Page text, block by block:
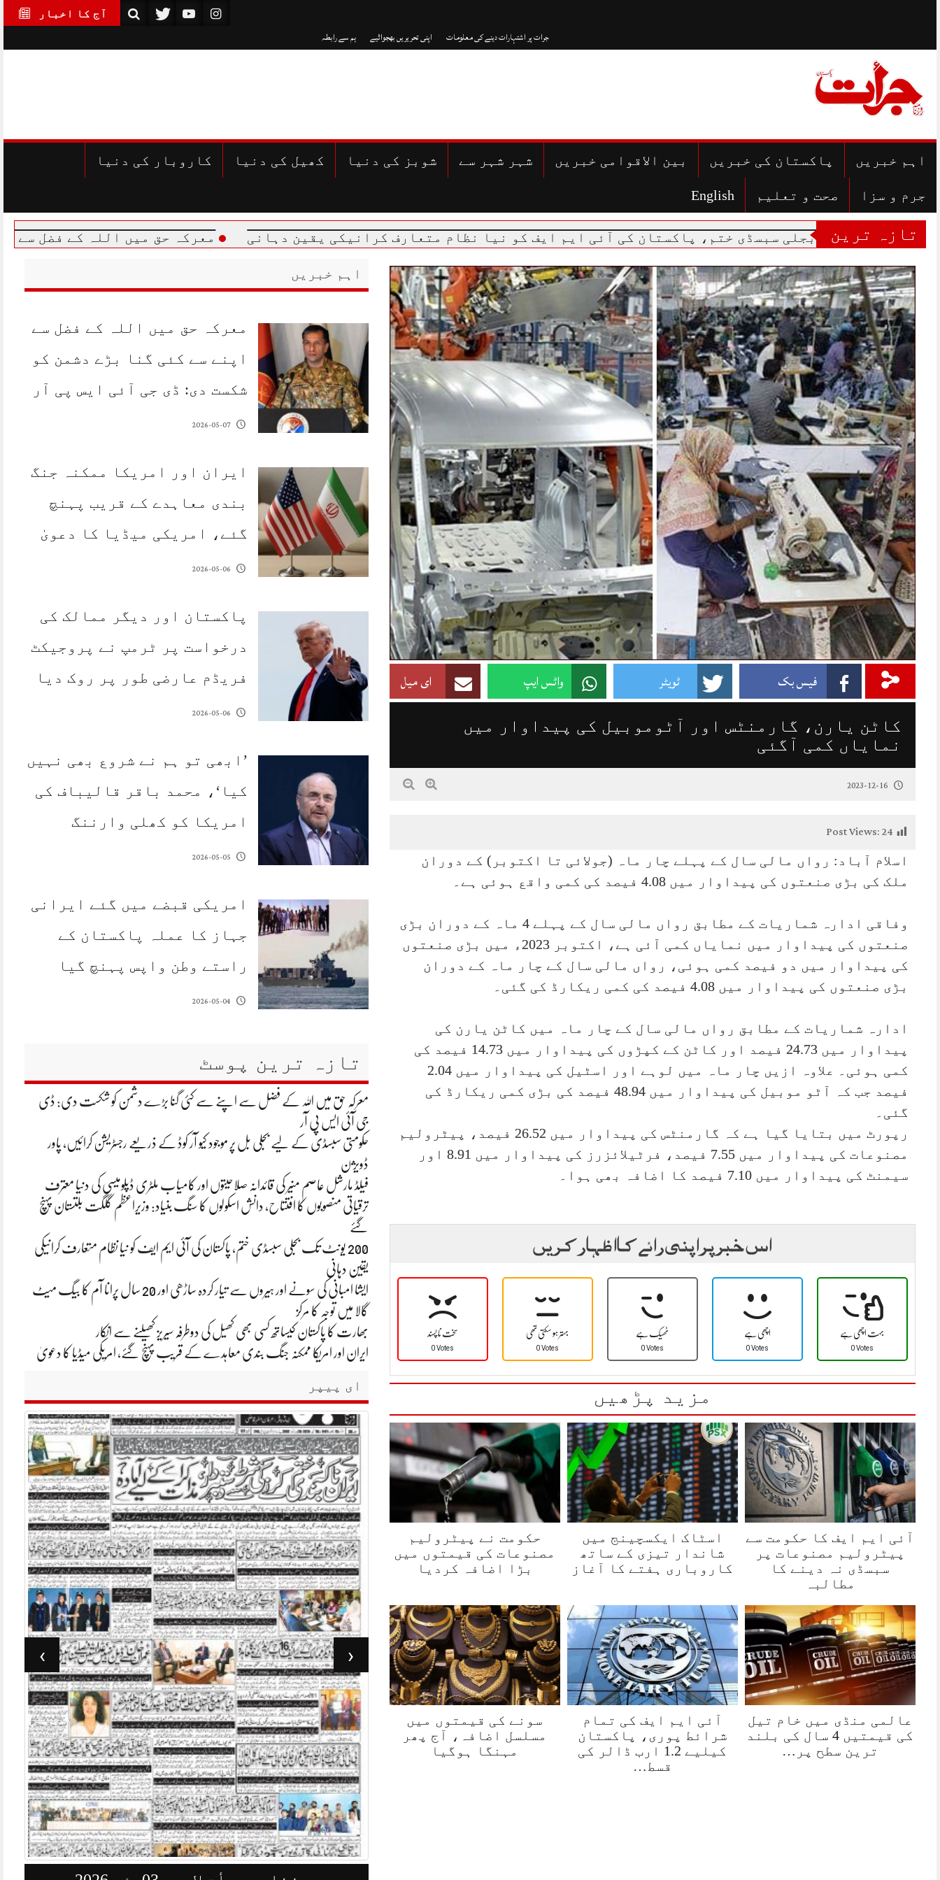
آج کا اخبار
جرات پر اشتہارات دینے کی معلومات اپنی تحریریں بھجوائیے ہم سے رابطہ
اہم خبریں پاکستان کی خبریں بین الاقوامی خبریں شہر شہر سے شوبز کی دنیا کھیل کی دنیا کاروبار کی دنیا
جرم و سزا صحت و تعلیم English
تازہ ترین معرکہ حق میں اللہ کے فضل سے اپنے سے
فیس بک ٹویٹر واٹس ایپ ای میل
کاٹن یارن، گارمنٹس اور آٹوموبیل کی پیداوار میں
نمایاں کمی آگئی
2023-12-16
Post Views:24
اسلام آباد: رواں مالی سال کے پہلے چار ماہ (جولائی تا اکتوبر) کے دوران
ملک کی بڑی صنعتوں کی پیداوار میں 4.08 فیصد کی کمی واقع ہوئی ہے۔
وفاقی ادارہ شماریات کے مطابق رواں مالی سال کے پہلے 4 ماہ کے دوران بڑی
صنعتوں کی پیداوار میں نمایاں کمی آئی ہے، اکتوبر 2023ء میں بڑی صنعتوں
کی پیداوار میں دو فیصد کمی ہوئی، رواں مالی سال کے چار ماہ کے دوران
بڑی صنعتوں کی پیداوار میں 4.08 فیصد کی کمی ریکارڈ کی گئی۔
ادارہ شماریات کے مطابق رواں مالی سال کے چار ماہ میں کاٹن یارن کی
پیداوار میں 24.73 فیصد اور کاٹن کے کپڑوں کی پیداوار میں 14.73 فیصد کی
کمی ہوئی۔ علاوہ ازیں چار ماہ میں لوہے اور اسٹیل کی پیداوار میں 2.04
فیصد جب کہ آٹو موبیل کی پیداوار میں 48.94 فیصد کی بڑی کمی ریکارڈ کی
گئی۔
رپورٹ میں بتایا گیا ہے کہ گارمنٹس کی پیداوار میں 26.52 فیصد، پیٹرولیم
مصنوعات کی پیداوار میں 7.55 فیصد، فرٹیلائزرز کی پیداوار میں 8.91 اور
سیمنٹ کی پیداوار میں 7.10 فیصد کا اضافہ بھی ہوا۔
اس خبر پر اپنی رائے کا اظہار کریں
سخت نا پسند
0 Votes
بہتر ہو سکتی تھی
0 Votes
ٹھیک ہے
0 Votes
اچھی ہے
0 Votes
بہت اچھی ہے
0 Votes
مزید پڑھیں
آئی ایم ایف کا حکومت سے
پیٹرولیم مصنوعات پر
سبسڈی نہ دینے کا
مطالبہ
اسٹاک ایکسچینج میں
شاندار تیزی کے ساتھ
کاروباری ہفتے کا آغاز
حکومت نے پیٹرولیم
مصنوعات کی قیمتوں میں
بڑا اضافہ کردیا
عالمی منڈی میں خام تیل
کی قیمتیں 4 سال کی بلند
ترین سطح پر…
آئی ایم ایف کی تمام
شرائط پوری، پاکستان
کیلیے 1.2 ارب ڈالر کی
قسط…
سونے کی قیمتوں میں
مسلسل اضافہ، آج پھر
مہنگا ہوگیا
اہم خبریں
معرکہ حق میں اللہ کے فضل سے
اپنے سے کئی گنا بڑے دشمن کو
شکست دی: ڈی جی آئی ایس پی آر
2026-05-07
ایران اور امریکا ممکنہ جنگ
بندی معاہدے کے قریب پہنچ
گئے، امریکی میڈیا کا دعویٰ
2026-05-06
پاکستان اور دیگر ممالک کی
درخواست پر ٹرمپ نے پروجیکٹ
فریڈم عارضی طور پر روک دیا
2026-05-06
’ابھی تو ہم نے شروع بھی نہیں
کیا‘، محمد باقر قالیباف کی
امریکا کو کھلی وارننگ
2026-05-05
امریکی قبضے میں گئے ایرانی
جہاز کا عملہ پاکستان کے
راستے وطن واپس پہنچ گیا
2026-05-04
تازہ ترین پوسٹ
معرکہ حق میں اللہ کے فضل سے اپنے سے کئی گنا بڑے دشمن کو شکست دی: ڈی
جی آئی ایس پی آر
حکومتی سبسڈی کے لیے بجلی بل پر موجود کیو آر کوڈ کے ذریعے رجسٹریشن کرائیں، پاور
ڈویژن
فیلڈ مارشل عاصم منیر کی قائدانہ صلاحیتوں اور کامیاب ملٹری ڈپلومیسی کی دنیا معترف
ترقیاتی منصوبوں کا افتتاح، دانش اسکولوں کا سنگ بنیاد: وزیراعظم گلگت بلتستان پہنچ
گئے
200 یونٹ تک بجلی سبسڈی ختم، پاکستان کی آئی ایم ایف کو نیا نظام متعارف کرانیکی
یقین دہانی
ایشا امبانی کی سونے اور ہیروں سے تیار کردہ ساڑھی اور 20 سال پرانا آم کا بیگ میٹ
گالا میں توجہ کا مرکز
بھارت کا پاکستان کیساتھ کسی بھی کھیل کی دوطرفہ سیریز کھیلنے سے انکار
ایران اور امریکا ممکنہ جنگ بندی معاہدے کے قریب پہنچ گئے، امریکی میڈیا کا دعویٰ
ای پیپر
‹
›